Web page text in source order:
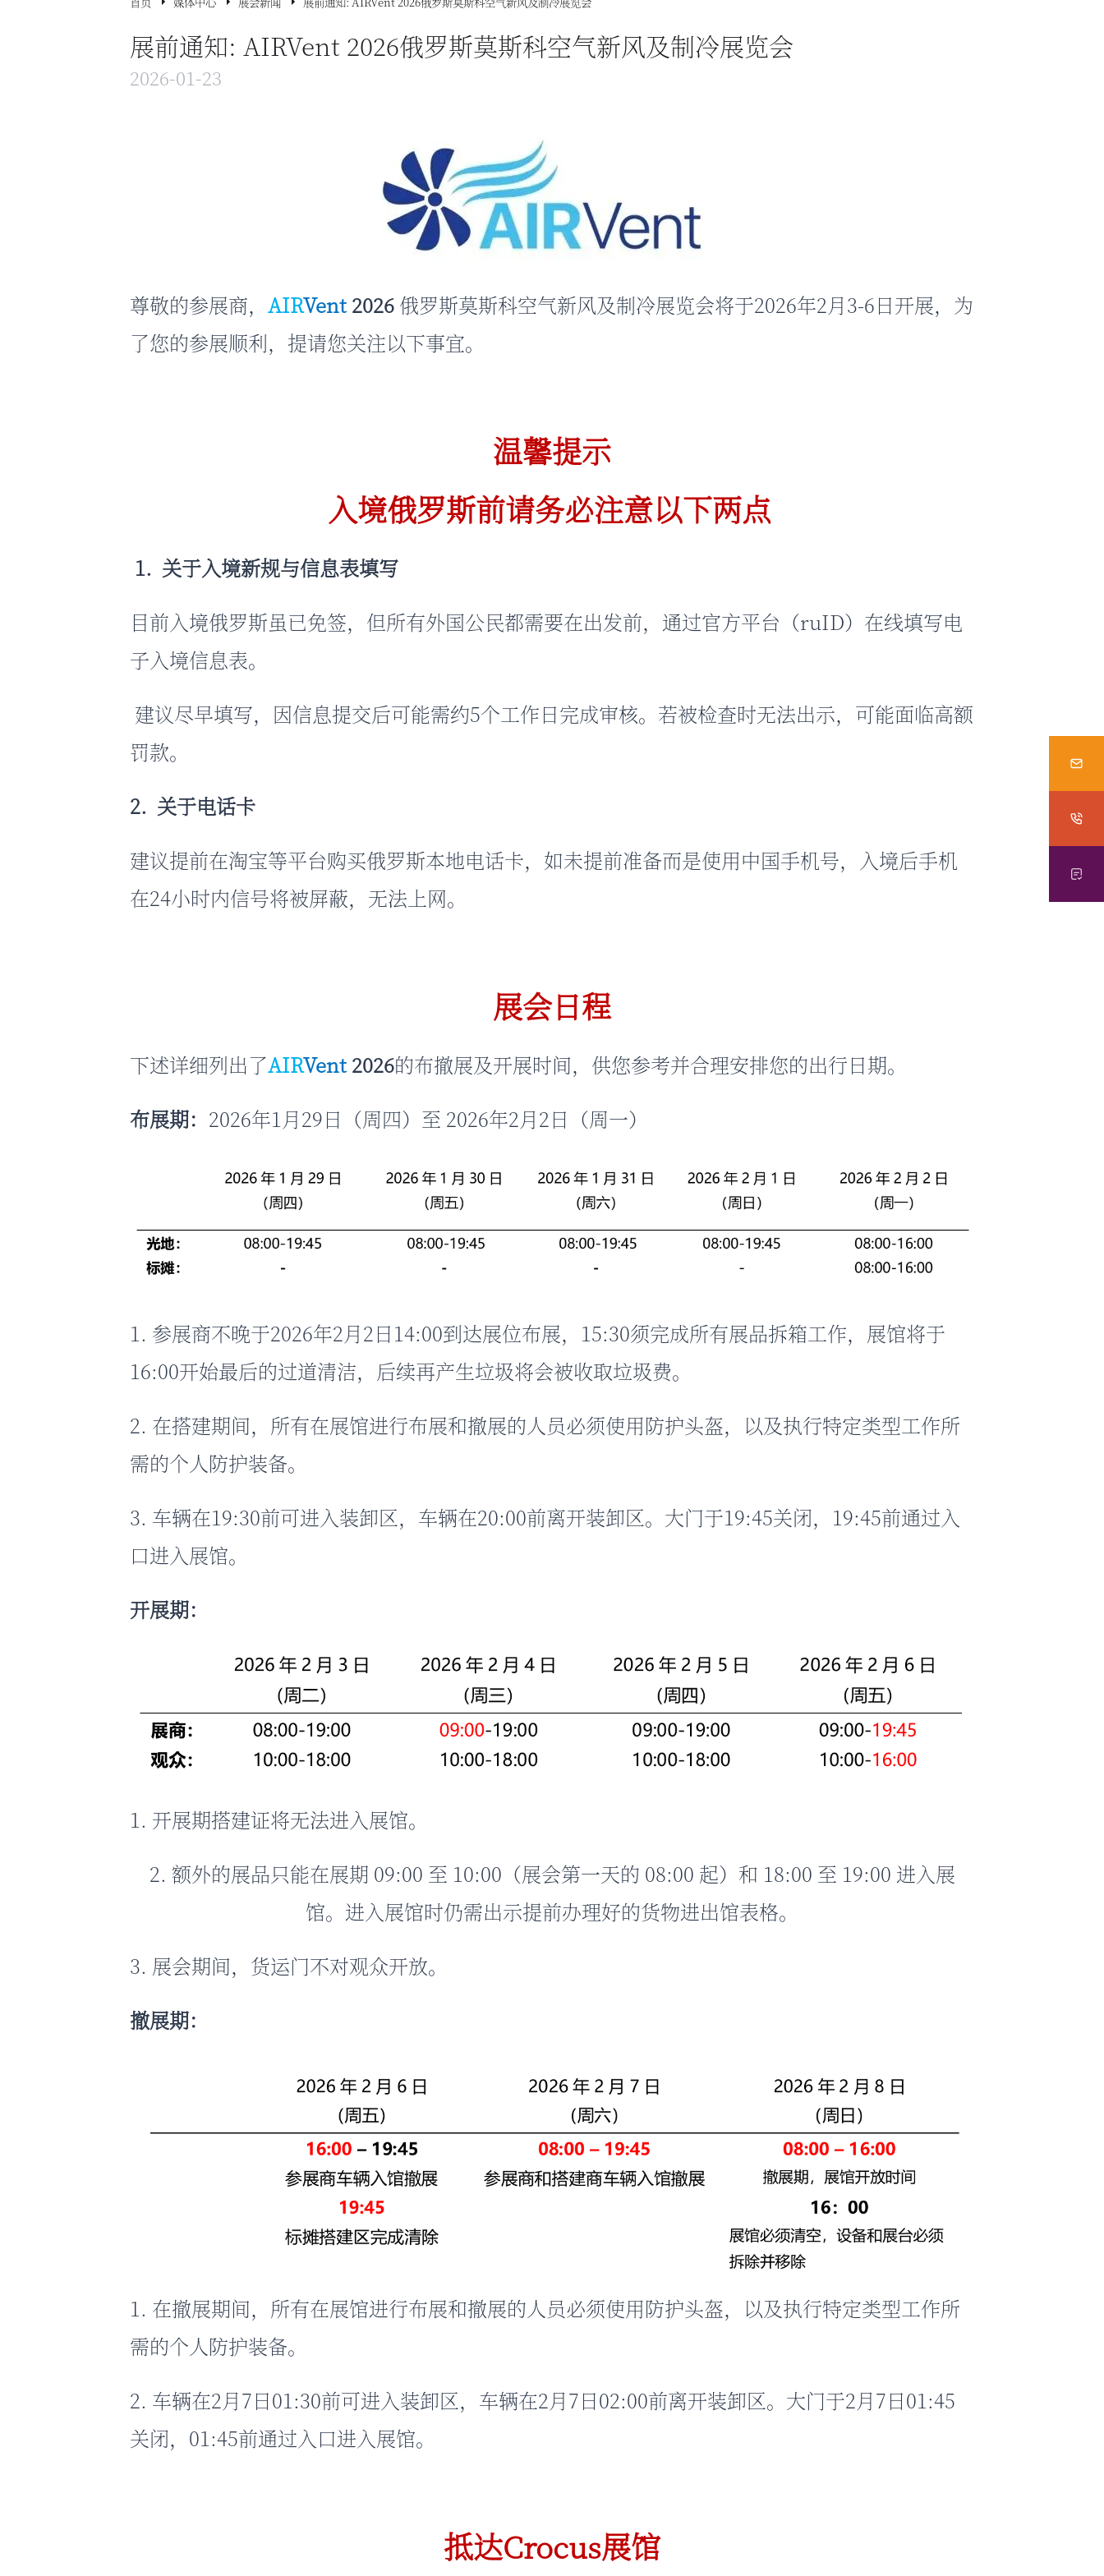
展前通知: AIRVent 2026俄罗斯莫斯科空气新风及制冷展览会
2026-01-23
尊敬的参展商， AIRVent2026 俄罗斯莫斯科空气新风及制冷展览会将于2026年2月3-6日开展，为
了您的参展顺利，提请您关注以下事宜。
温馨提示
入境俄罗斯前请务必注意以下两点
1. 关于入境新规与信息表填写
目前入境俄罗斯虽已免签，但所有外国公民都需要在出发前，通过官方平台（ruID）在线填写电
子入境信息表。
建议尽早填写，因信息提交后可能需约5个工作日完成审核。若被检查时无法出示，可能面临高额
罚款。
2. 关于电话卡
建议提前在淘宝等平台购买俄罗斯本地电话卡，如未提前准备而是使用中国手机号，入境后手机
在24小时内信号将被屏蔽，无法上网。
展会日程
下述详细列出了AIRVent2026的布撤展及开展时间，供您参考并合理安排您的出行日期。
布展期： 2026年1月29日（周四）至 2026年2月2日（周一）
1. 参展商不晚于2026年2月2日14:00到达展位布展，15:30须完成所有展品拆箱工作，展馆将于
16:00开始最后的过道清洁，后续再产生垃圾将会被收取垃圾费。
2. 在搭建期间，所有在展馆进行布展和撤展的人员必须使用防护头盔，以及执行特定类型工作所
需的个人防护装备。
3. 车辆在19:30前可进入装卸区，车辆在20:00前离开装卸区。大门于19:45关闭，19:45前通过入
口进入展馆。
开展期：
1. 开展期搭建证将无法进入展馆。
2. 额外的展品只能在展期 09:00 至 10:00（展会第一天的 08:00 起）和 18:00 至 19:00 进入展
馆。进入展馆时仍需出示提前办理好的货物进出馆表格。
3. 展会期间，货运门不对观众开放。
撤展期：
1. 在撤展期间，所有在展馆进行布展和撤展的人员必须使用防护头盔，以及执行特定类型工作所
需的个人防护装备。
2. 车辆在2月7日01:30前可进入装卸区，车辆在2月7日02:00前离开装卸区。大门于2月7日01:45
关闭，01:45前通过入口进入展馆。
抵达Crocus展馆